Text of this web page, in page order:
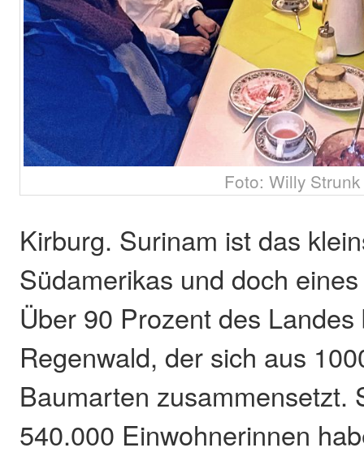
Foto: Willy Strunk
Kirburg. Surinam ist das
Südamerikas und doch
Über 90 Prozent des
Regenwald, der sich aus
Baumarten zusammensetzt.
540.000 Einwohnerinnen